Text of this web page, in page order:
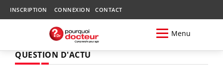
INSCRIPTION CONNEXION CONTACT
Menu
QUESTION D'ACTU